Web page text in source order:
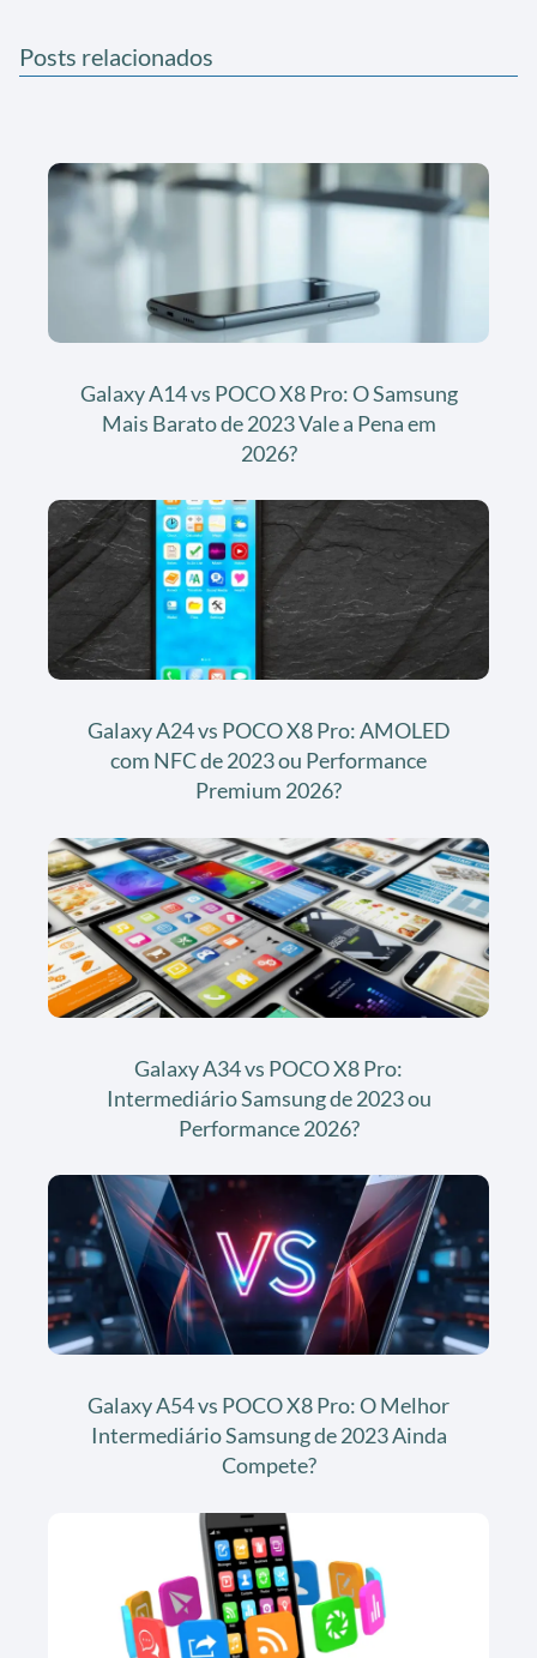
Posts relacionados
Galaxy A14 vs POCO X8 Pro: O Samsung
Mais Barato de 2023 Vale a Pena em
2026?
Galaxy A24 vs POCO X8 Pro: AMOLED
com NFC de 2023 ou Performance
Premium 2026?
Galaxy A34 vs POCO X8 Pro:
Intermediário Samsung de 2023 ou
Performance 2026?
Galaxy A54 vs POCO X8 Pro: O Melhor
Intermediário Samsung de 2023 Ainda
Compete?